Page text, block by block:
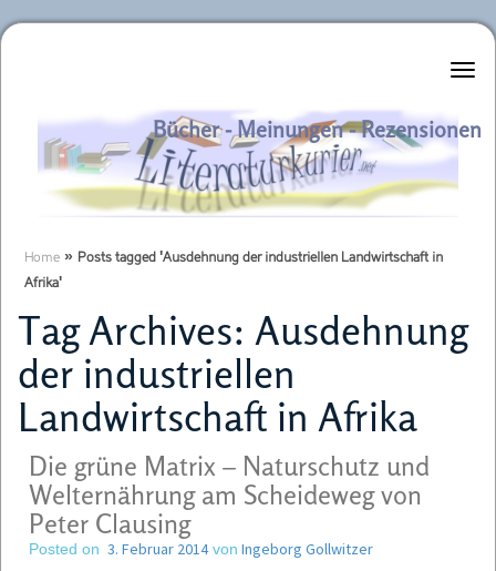
Literaturkurier.net
Bücher - Meinungen - Rezensionen
Home » Posts tagged 'Ausdehnung der industriellen Landwirtschaft in
Afrika'
Tag Archives: Ausdehnung
der industriellen
Landwirtschaft in Afrika
Die grüne Matrix – Naturschutz und
Welternährung am Scheideweg von
Peter Clausing
Posted on 3. Februar 2014von Ingeborg Gollwitzer